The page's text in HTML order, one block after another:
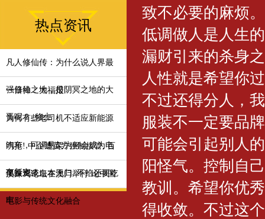
热点资讯
凡人修仙传：为什么说人界最
强修仙之地，是阴冥之地的大
晋呢？_修士
一日禅：大福报
为何有些老司机不适应新能源
汽车，可调悬架为何会成为电
车新宠？
明抢! 中企遭英方强制接管, 百
亿投资或血本无归, 不给还要吃
牢
澳涞坞论坛在澳门举行 论中国
电影与传统文化融合
致不必要的麻烦。
低调做人是人生
漏财引来的杀身
人性就是希望你
不过还得分人，
服装不一定要品
可能会引起别人
阳怪气。控制自
教训。希望你优
得收敛。不过这